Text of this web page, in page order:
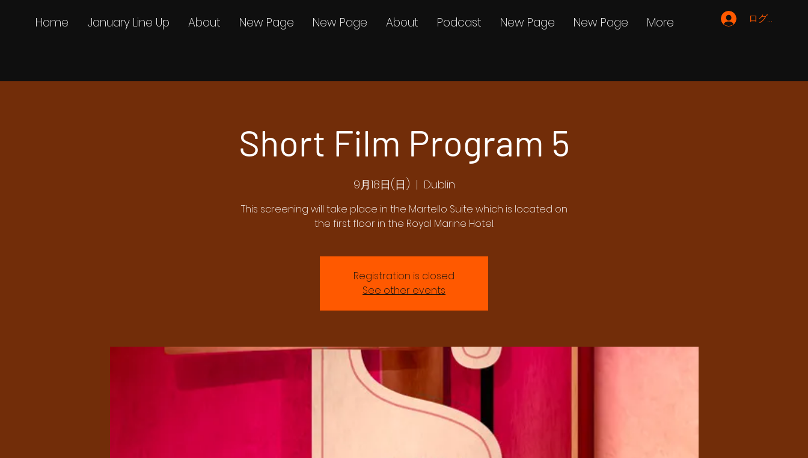
ログイン
Home January Line Up About New Page New Page About Podcast New Page New Page More
Short Film Program 5
9月18日(日)
  |
Dublin
This screening will take place in the Martello Suite which is located on
the first floor in the Royal Marine Hotel.
Registration is closed
See other events